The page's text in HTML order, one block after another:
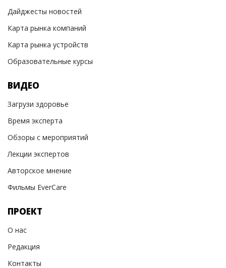
Дайджесты новостей
Карта рынка компаний
Карта рынка устройств
Образовательные курсы
ВИДЕО
Загрузи здоровье
Время эксперта
Обзоры с мероприятий
Лекции экспертов
Авторское мнение
Фильмы EverCare
ПРОЕКТ
О нас
Редакция
Контакты